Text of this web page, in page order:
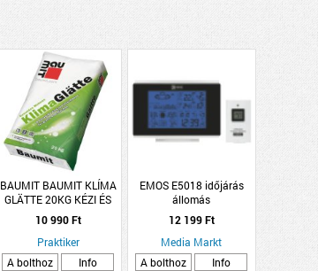
BAUMIT BAUMIT KLÍMA
GLÄTTE 20KG KÉZI ÉS
GÉP FELHORDÁSÚ
BELTÉRI KÉSZ
GLETTANYAG (1-3MM)
FEHÉR
10 990 Ft
Praktiker
A bolthoz
Info
EMOS E5018 időjárás
állomás
12 199 Ft
Media Markt
A bolthoz
Info